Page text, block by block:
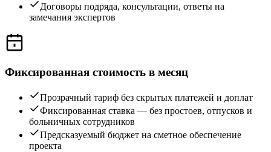
Договоры подряда, консультации, ответы на
замечания экспертов
Фиксированная стоимость в месяц
Прозрачный тариф без скрытых платежей и доплат
Фиксированная ставка — без простоев, отпусков и
больничных сотрудников
Предсказуемый бюджет на сметное обеспечение
проекта